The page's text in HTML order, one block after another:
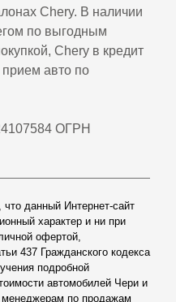
Chery. В наличии
по выгодным
Chery в кредит
авто по
ОГРН
данный Интернет-сайт
характер и ни при
офертой,
437 Гражданского кодекса
подробной
автомобилей Чери и
по продажам